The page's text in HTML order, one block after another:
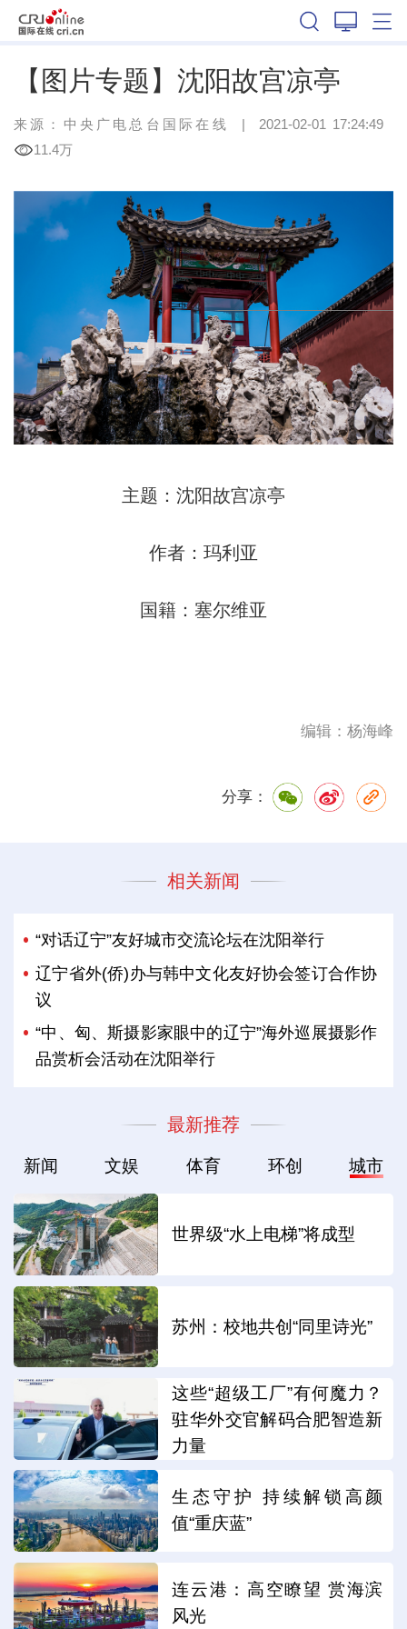
【图片专题】沈阳故宫凉亭
来源：中央广电总台国际在线 | 2021-02-01 17:24:49
11.4万
主题：沈阳故宫凉亭
作者：玛利亚
国籍：塞尔维亚
编辑：杨海峰
分享：
相关新闻
“对话辽宁”友好城市交流论坛在沈阳举行
辽宁省外(侨)办与韩中文化友好协会签订合作协
议
“中、匈、斯摄影家眼中的辽宁”海外巡展摄影作
品赏析会活动在沈阳举行
最新推荐
新闻 文娱 体育 环创 城市
世界级“水上电梯”将成型
苏州：校地共创“同里诗光”
这些“超级工厂”有何魔力？
驻华外交官解码合肥智造新
力量
生态守护 持续解锁高颜
值“重庆蓝”
连云港：高空瞭望 赏海滨
风光